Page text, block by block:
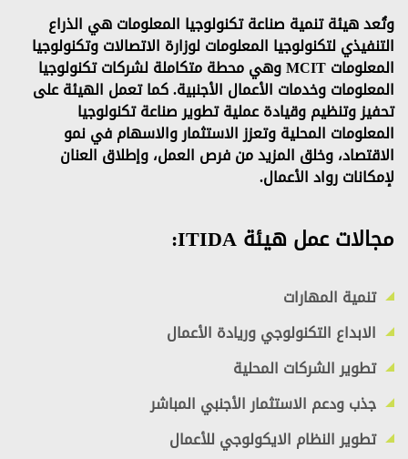
وتُعد هيئة تنمية صناعة تكنولوجيا المعلومات هي الذراع
التنفيذي لتكنولوجيا المعلومات لوزارة الاتصالات وتكنولوجيا
المعلومات MCIT وهي محطة متكاملة لشركات تكنولوجيا
المعلومات وخدمات الأعمال الأجنبية. كما تعمل الهيئة على
تحفيز وتنظيم وقيادة عملية تطوير صناعة تكنولوجيا
المعلومات المحلية وتعزز الاستثمار والاسهام في نمو
الاقتصاد، وخلق المزيد من فرص العمل، وإطلاق العنان
لإمكانات رواد الأعمال.
مجالات عمل هيئة ITIDA:
تنمية المهارات
الابداع التكنولوجي وريادة الأعمال
تطوير الشركات المحلية
جذب ودعم الاستثمار الأجنبي المباشر
تطوير النظام الايكولوجي للأعمال